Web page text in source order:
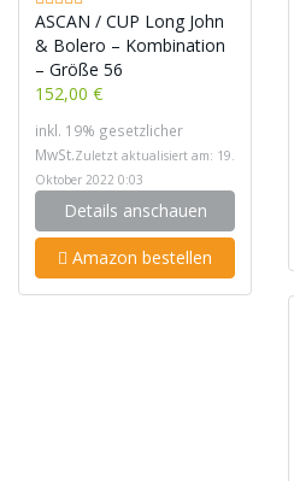
ASCAN / CUP Long John
& Bolero – Kombination
– Größe 56
152,00 €
inkl. 19% gesetzlicher
MwSt.Zuletzt aktualisiert am: 19.
Oktober 2022 0:03
Details anschauen
Amazon bestellen